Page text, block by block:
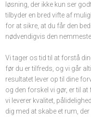
løsning, der ikke kun ser
tilbyder en bred vifte af
for at sikre, at du får den
nødvendigvis den
Vi tager os tid til at forstå
før du er tilfreds, og vi går
resultatet lever op til dine
og den forskel vi gør, er til
vi leverer kvalitet,
dig med at skabe et rum,